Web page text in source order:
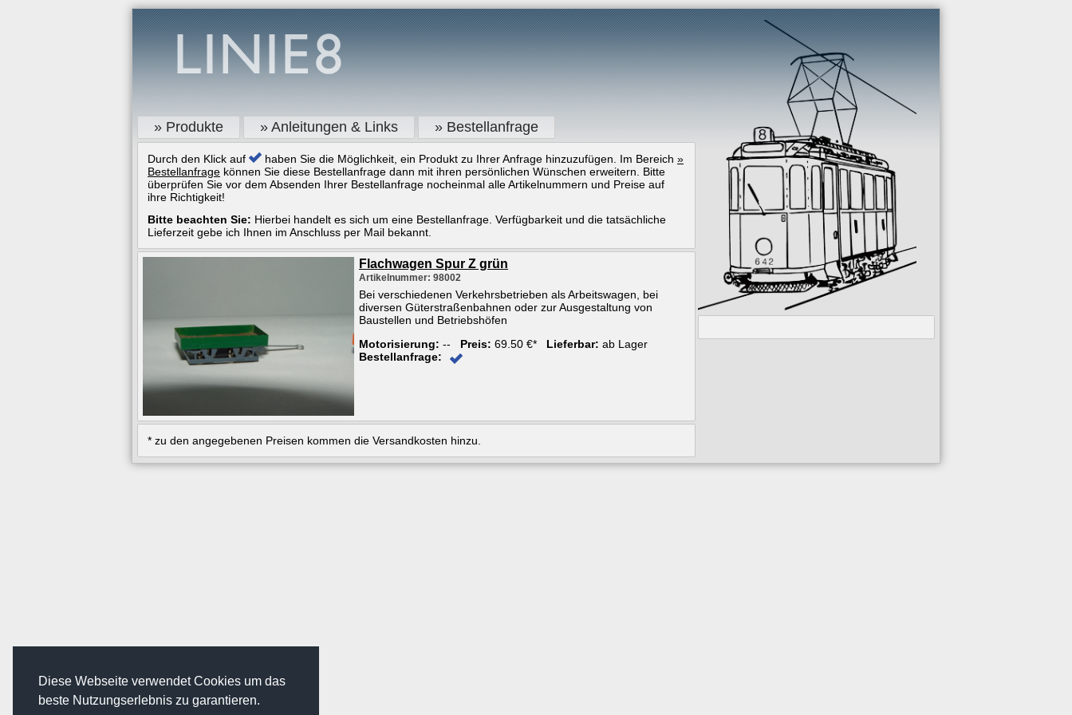
Diese Webseite verwendet Cookies um das
beste Nutzungserlebnis zu garantieren.
» Produkte » Anleitungen & Links » Bestellanfrage
Durch den Klick auf haben Sie die Möglichkeit, ein Produkt zu Ihrer Anfrage hinzuzufügen. Im Bereich »
Bestellanfrage können Sie diese Bestellanfrage dann mit ihren persönlichen Wünschen erweitern. Bitte
überprüfen Sie vor dem Absenden Ihrer Bestellanfrage nocheinmal alle Artikelnummern und Preise auf
ihre Richtigkeit!
Bitte beachten Sie: Hierbei handelt es sich um eine Bestellanfrage. Verfügbarkeit und die tatsächliche
Lieferzeit gebe ich Ihnen im Anschluss per Mail bekannt.
Flachwagen Spur Z grün
Artikelnummer: 98002
Bei verschiedenen Verkehrsbetrieben als Arbeitswagen, bei
diversen Güterstraßenbahnen oder zur Ausgestaltung von
Baustellen und Betriebshöfen
Motorisierung: -- Preis: 69.50 €* Lieferbar: ab Lager
Bestellanfrage:
* zu den angegebenen Preisen kommen die Versandkosten hinzu.